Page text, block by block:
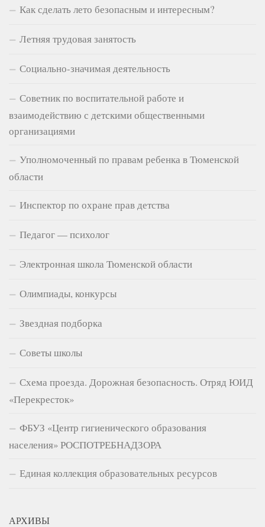
Как сделать лето безопасным и интересным?
Летняя трудовая занятость
Социально-значимая деятельность
Советник по воспитательной работе и
взаимодействию с детскими общественными
организациями
Уполномоченный по правам ребенка в Тюменской
области
Инспектор по охране прав детства
Педагог — психолог
Электронная школа Тюменской области
Олимпиады, конкурсы
Звездная подборка
Советы школы
Схема проезда. Дорожная безопасность. Отряд ЮИД
«Перекресток»
ФБУЗ «Центр гигиенического образования
населения» РОСПОТРЕБНАДЗОРА
Единая коллекция образовательных ресурсов
АРХИВЫ